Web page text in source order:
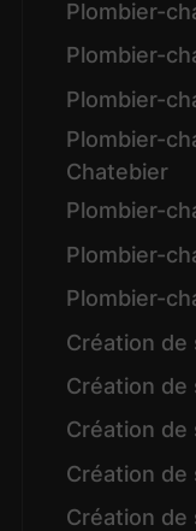
Plombier-
Plombier-
Plombier-
Plombier-
Chatebier
Plombier-
Plombier-
Plombier-
Création de
Création de
Création de
Création de
Création de